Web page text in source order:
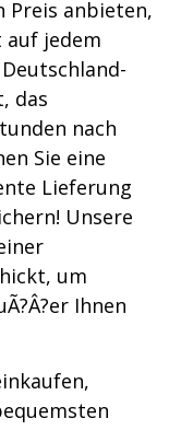
Preis anbieten,
auf jedem
das
nach
Sie eine
Lieferung
Unsere
um
Ihnen